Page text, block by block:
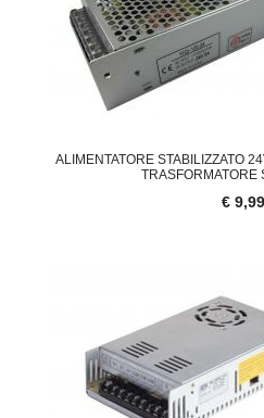
ALIMENTATORE STABILIZZATO
TRASFORMATORE
€ 9,99